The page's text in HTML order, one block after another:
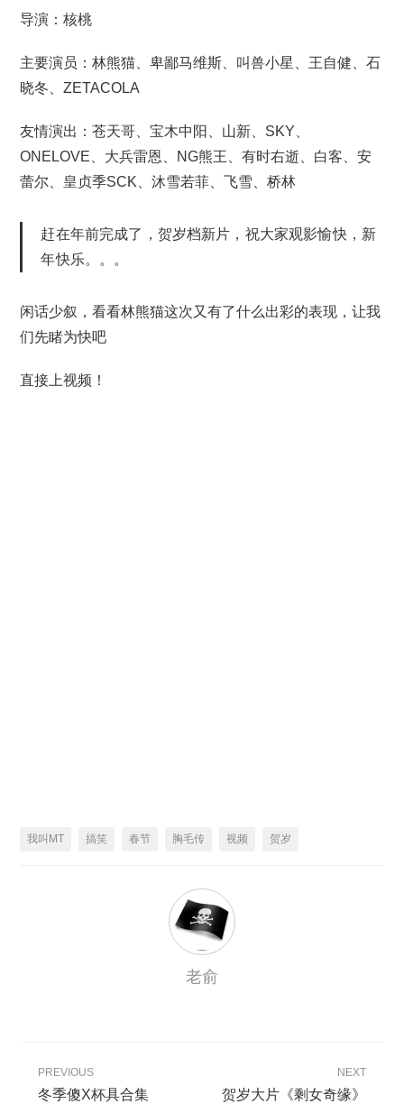
导演：核桃
主要演员：林熊猫、卑鄙马维斯、叫兽小星、王自健、石
晓冬、ZETACOLA
友情演出：苍天哥、宝木中阳、山新、SKY、
ONELOVE、大兵雷恩、NG熊王、有时右逝、白客、安
蕾尔、皇贞季SCK、沐雪若菲、飞雪、桥林
赶在年前完成了，贺岁档新片，祝大家观影愉快，新
年快乐。。。
闲话少叙，看看林熊猫这次又有了什么出彩的表现，让我
们先睹为快吧
直接上视频！
我叫MT 搞笑 春节 胸毛传 视频 贺岁
老俞
PREVIOUS
冬季傻X杯具合集
NEXT
贺岁大片《剩女奇缘》